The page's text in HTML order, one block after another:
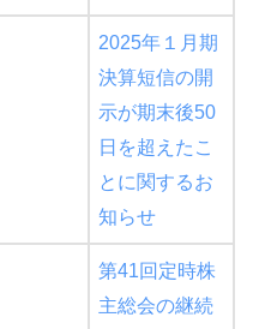
2025年１月期
決算短信の開
示が期末後50
日を超えたこ
とに関するお
知らせ
第41回定時株
主総会の継続